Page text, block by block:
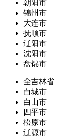
朝阳市
锦州市
大连市
抚顺市
辽阳市
沈阳市
盘锦市
全吉林省
白城市
白山市
四平市
松原市
辽源市